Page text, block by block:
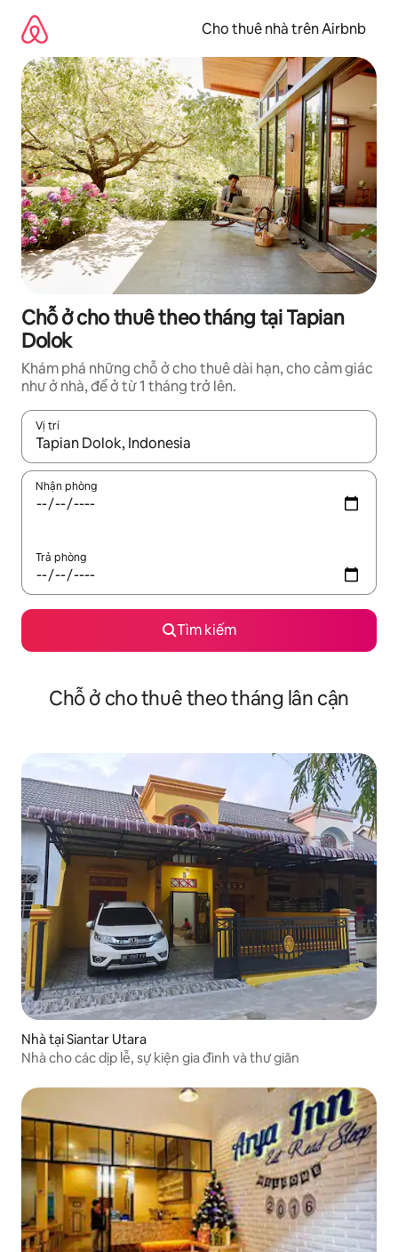
dung
Cho thuê nhà trên Airbnb
Chỗ ở cho thuê theo tháng tại Tapian
Dolok
Khám phá những chỗ ở cho thuê dài hạn, cho cảm giác
như ở nhà, để ở từ 1 tháng trở lên.
Vị trí
Khi có kết quả, hãy điều hướng bằng phím mũi tên lên và
Nhận phòng
Trả phòng
Tìm kiếm
Chỗ ở cho thuê theo tháng lân cận
Nhà tại Siantar Utara
Nhà cho các dịp lễ, sự kiện gia đình và thư giãn